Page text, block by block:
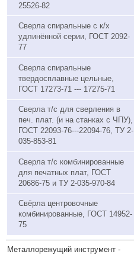
25526-82
Сверла спиральные с к/х
удлинённой серии, ГОСТ 2092-
77
Сверла спиральные
твердосплавные цельные,
ГОСТ 17273-71 --- 17275-71
Сверла т/с для сверления в
печ. плат. (и на станках с ЧПУ),
ГОСТ 22093-76---22094-76, ТУ 2-
035-853-81
Сверла т/с комбинированные
для печатных плат, ГОСТ
20686-75 и ТУ 2-035-970-84
Свёрла центровочные
комбинированные, ГОСТ 14952-
75
Металлорежущий инструмент -